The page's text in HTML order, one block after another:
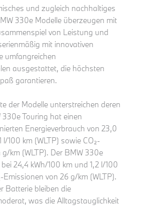
und zugleich nachhaltiges
330e Modelle überzeugen mit
von Leistung und
mit innovativen
umfangreichen
ausgestattet, die höchsten
garantieren.
der Modelle unterstreichen deren
330e Touring hat einen
Energieverbrauch von 23,0
l/100 km (WLTP) sowie CO₂-
km (WLTP). Der BMW 330e
24,4 kWh/100 km und 1,2 l/100
Emissionen von 26 g/km (WLTP).
Batterie bleiben die
was die Alltagstauglichkeit